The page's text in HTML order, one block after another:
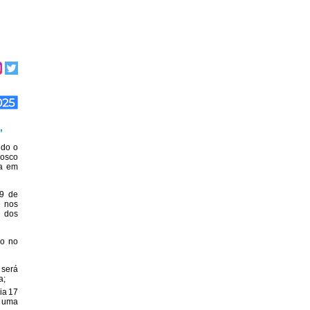
o
em
de
nos
dos
no
17